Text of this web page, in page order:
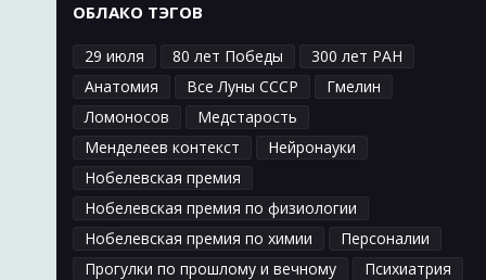
ОБЛАКО ТЭГОВ
29 июля 80 лет Победы
300 лет РАН
Анатомия
Все Луны СССР
Гмелин
Ломоносов
Медстарость
Менделеев контекст
Нейронауки
Нобелевская премия
Нобелевская премия по физиологии
Нобелевская премия по химии
Персоналии
Прогулки по прошлому и вечному
Психиатрия